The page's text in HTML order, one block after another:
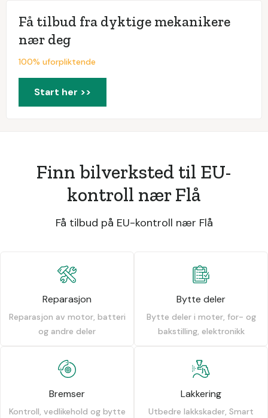
Få tilbud fra dyktige mekanikere
nær deg
100% uforpliktende
Start her >>
Finn bilverksted til EU-
kontroll nær Flå
Få tilbud på EU-kontroll nær Flå
Reparasjon
Reparasjon av motor, batteri
og andre deler
Bytte deler
Bytte deler i moter, for- og
bakstilling, elektronikk
Bremser
Kontroll, vedlikehold og bytte
Lakkering
Utbedre lakkskader, Smart